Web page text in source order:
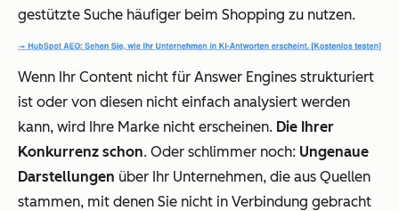
gestützte Suche häufiger beim Shopping zu nutzen.
Wenn Ihr Content nicht für Answer Engines strukturiert
ist oder von diesen nicht einfach analysiert werden
kann, wird Ihre Marke nicht erscheinen. Die Ihrer
Konkurrenz schon. Oder schlimmer noch: Ungenaue
Darstellungen über Ihr Unternehmen, die aus Quellen
stammen, mit denen Sie nicht in Verbindung gebracht